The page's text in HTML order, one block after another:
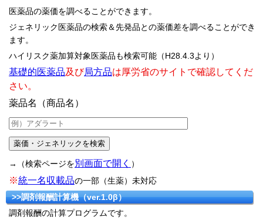
医薬品の薬価を調べることができます。
ジェネリック医薬品の検索＆先発品との薬価差を調べることができ
ます。
ハイリスク薬加算対象医薬品も検索可能（H28.4.3より）
基礎的医薬品及び局方品は厚労省のサイトで確認してくだ
さい。
薬品名（商品名）
→（検索ページを別画面で開く ）
※統一名収載品の一部（生薬）未対応
>>調剤報酬計算機（ver.1.0β）
調剤報酬の計算プログラムです。